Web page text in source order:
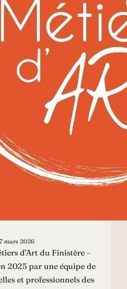
mars 2026
d’Art du Finistère –
2025 par une équipe de
et professionnels des